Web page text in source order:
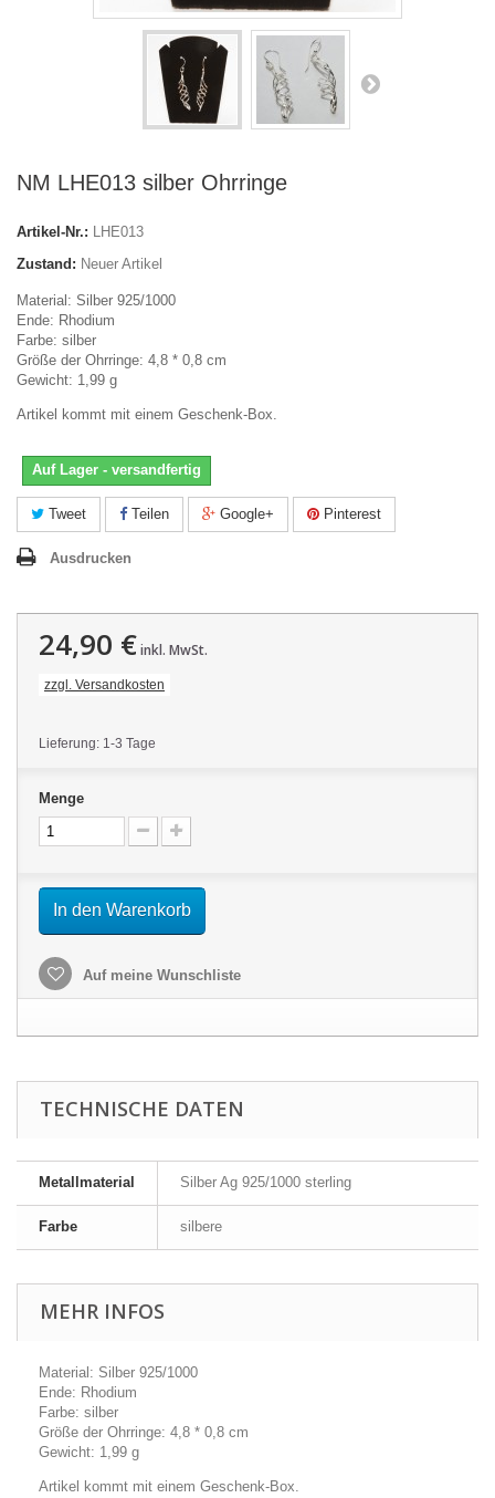
NM LHE013 silber Ohrringe
Artikel-Nr.: LHE013
Zustand: Neuer Artikel
Material: Silber 925/1000
Ende: Rhodium
Farbe: silber
Größe der Ohrringe: 4,8 * 0,8 cm
Gewicht: 1,99 g
Artikel kommt mit einem Geschenk-Box.
Auf Lager - versandfertig
Tweet Teilen Google+ Pinterest
Ausdrucken
24,90 €inkl. MwSt.
zzgl. Versandkosten
Lieferung: 1-3 Tage
Menge
In den Warenkorb
Auf meine Wunschliste
TECHNISCHE DATEN
Metallmaterial Silber Ag 925/1000 sterling
Farbe silbere
MEHR INFOS
Material: Silber 925/1000
Ende: Rhodium
Farbe: silber
Größe der Ohrringe: 4,8 * 0,8 cm
Gewicht: 1,99 g
Artikel kommt mit einem Geschenk-Box.